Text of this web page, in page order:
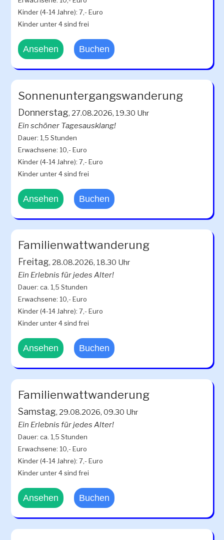
Kinder (4-14 Jahre): 7,- Euro
Kinder unter 4 sind frei
Ansehen Buchen
Sonnenuntergangswanderung
Donnerstag, 27.08.2026, 19.30 Uhr
Ein schöner Tagesausklang!
Dauer: 1,5 Stunden
Erwachsene: 10,- Euro
Kinder (4-14 Jahre): 7,- Euro
Kinder unter 4 sind frei
Ansehen Buchen
Familienwattwanderung
Freitag, 28.08.2026, 18.30 Uhr
Ein Erlebnis für jedes Alter!
Dauer: ca. 1,5 Stunden
Erwachsene: 10,- Euro
Kinder (4-14 Jahre): 7,- Euro
Kinder unter 4 sind frei
Ansehen Buchen
Familienwattwanderung
Samstag, 29.08.2026, 09.30 Uhr
Ein Erlebnis für jedes Alter!
Dauer: ca. 1,5 Stunden
Erwachsene: 10,- Euro
Kinder (4-14 Jahre): 7,- Euro
Kinder unter 4 sind frei
Ansehen Buchen